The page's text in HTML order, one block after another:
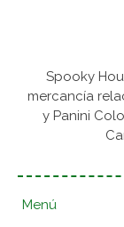
Spooky
mercancía
y Panini
Menú